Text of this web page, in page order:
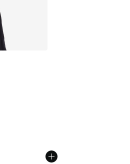
Prix en baisse de € 69,99 à